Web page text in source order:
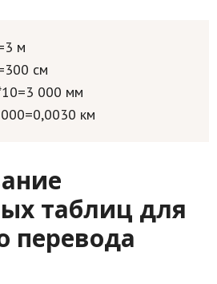
м
см
000 мм
км
таблиц для
перевода